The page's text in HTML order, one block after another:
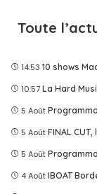
Toute
14:53 10 shows
10:57 La Hard
5 Août
5 Août FINAL
5 Août
4 Août IBOAT